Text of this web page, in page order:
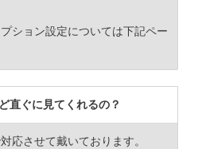
ション設定については下記ペー
直ぐに見てくれるの？
応させて戴いております。